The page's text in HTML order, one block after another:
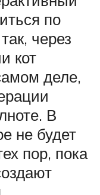
по
через
кот
деле,
В
не будет
пор, пока